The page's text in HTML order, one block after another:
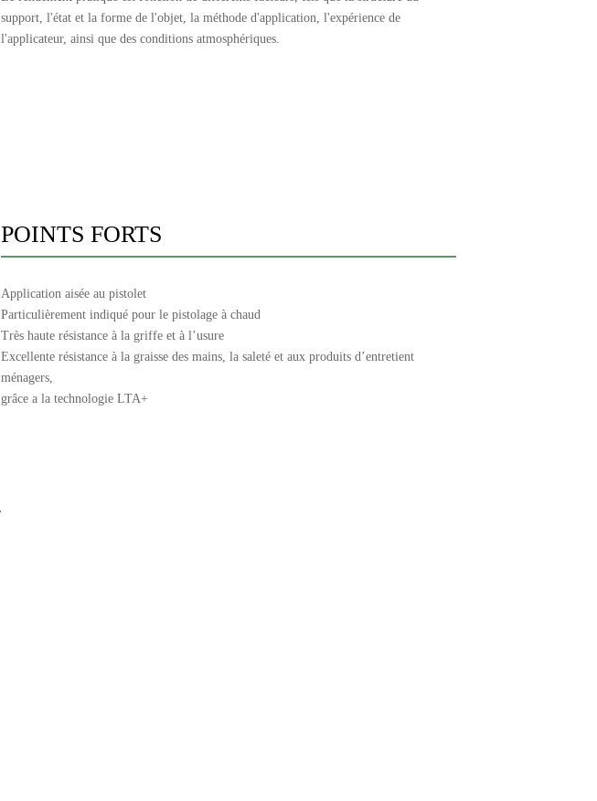
support, l'état et la forme de l'objet, la méthode d'application, l'expérience de
l'applicateur, ainsi que des conditions atmosphériques.
POINTS FORTS
Application aisée au pistolet
Particulièrement indiqué pour le pistolage à chaud
Très haute résistance à la griffe et à l’usure
Excellente résistance à la graisse des mains, la saleté et aux produits d’entretient
ménagers,
grâce a la technologie LTA+